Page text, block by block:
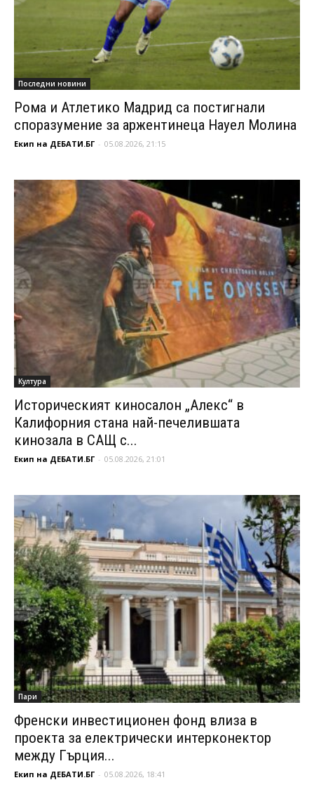
Последни новини
Рома и Атлетико Мадрид са постигнали
споразумение за аржентинеца Науел Молина
Екип на ДЕБАТИ.БГ - 05.08.2026, 21:15
Култура
Историческият киносалон „Алекс“ в
Калифорния стана най-печелившата
кинозала в САЩ с...
Екип на ДЕБАТИ.БГ - 05.08.2026, 21:01
Пари
Френски инвестиционен фонд влиза в
проекта за електрически интерконектор
между Гърция...
Екип на ДЕБАТИ.БГ - 05.08.2026, 18:41